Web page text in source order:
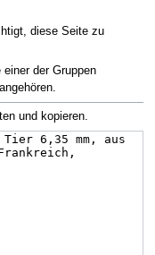
diese Seite zu
der Gruppen
und kopieren.